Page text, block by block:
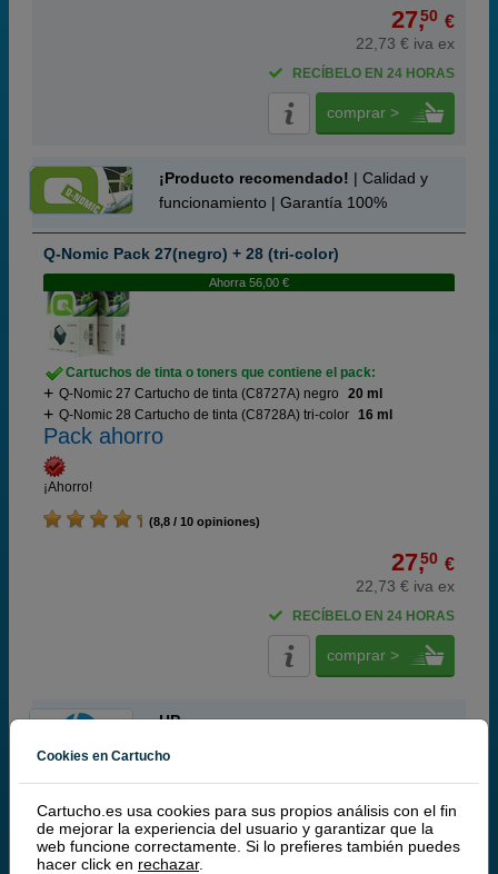
27,50 €
22,73 € iva ex
RECÍBELO EN 24 HORAS
comprar >
¡Producto recomendado! | Calidad y
funcionamiento | Garantía 100%
Q-Nomic Pack 27(negro) + 28 (tri-color)
Ahorra 56,00 €
Cartuchos de tinta o toners que contiene el pack:
Q-Nomic 27 Cartucho de tinta (C8727A) negro
20 ml
Q-Nomic 28 Cartucho de tinta (C8728A) tri-color 16 ml
Pack ahorro
¡Ahorro!
(8,8 / 10 opiniones)
27,50 €
22,73 € iva ex
RECÍBELO EN 24 HORAS
comprar >
HP
Cookies en Cartucho
Cartucho.es usa cookies para sus propios análisis con el fin
de mejorar la experiencia del usuario y garantizar que la
web funcione correctamente. Si lo prefieres también puedes
hacer click en rechazar.